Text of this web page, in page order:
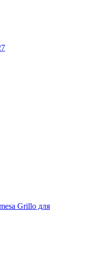
Grillo для